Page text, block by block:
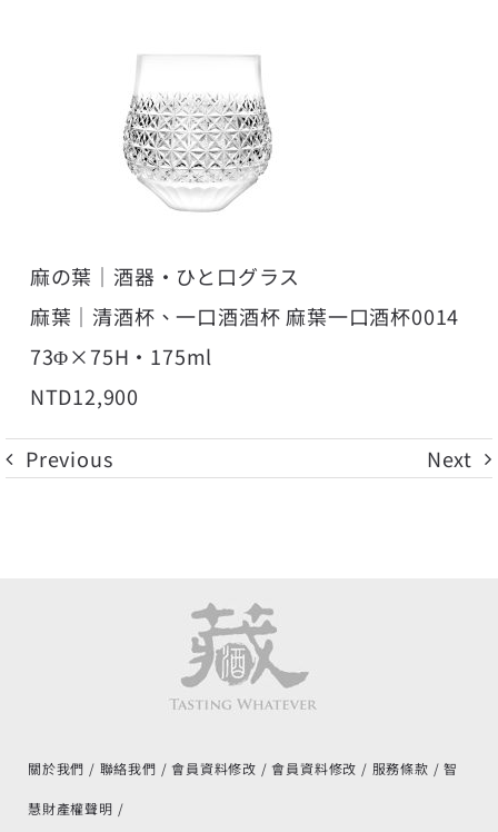
麻の葉｜酒器・ひと口グラス
麻葉｜清酒杯、一口酒酒杯 麻葉一口酒杯0014
73Φ×75H・175ml
NTD12,900
Previous Next
關於我們 聯絡我們 會員資料修改 會員資料修改 服務條款 智
慧財產權聲明